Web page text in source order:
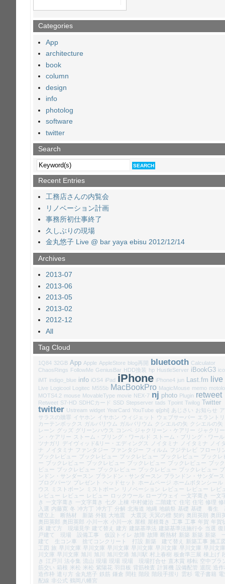
Categories
App
architecture
book
column
design
info
photolog
software
twitter
Search
Recent Entries
工務店さんの内覧会
リノベーション計画
事務所初仕事終了
久しぶりの現場
金丸悠子 Live @ bar yaya ebisu 2012/12/14
Archives
2013-07
2013-06
2013-05
2013-02
2012-12
All
Tag Cloud
1Q84 32GB App Apple AppleStore blog再開 bluetooth Calculator
ChaosRings FollowMe GeniusBar HDD換装 hp HustleServer iBookG3
iMT indigo_blue info iOS4 iPad iPhone iPhone4 jun Last.fm live
Live Logicool Logitec M555b MacBookPro MagicMouse memo
MOTS4.2 mouse MovableType movie NEX-7 nj photo Plugin retweet
Retweet S7-HD SDHCカード SSD Stepserver tads Tpoint Twilog Twitter
twitter Ustream widget YearCard YouTube φ[phi] あじさい お知らせ
サラスの贖罪 イヤホン イヤホン ウィジェット ウェブサーバー
エラント
カーテンボックス
ガルバリウム ガルバリウム クシエルの矢 クシエルの矢
レーン グッズ グリーンハウス コンペ ジャクリーン・ケアリー ジャクリー
ン・ケアリー ストーム・ブリング・ワールド
ストーム・ブリング・ワー
ツナガリ
デイヴィッド&リー・エディングス ノイタミナ ノイタミナ
ノイ
ナ
ノイタミナ ファンタジー ファンタジー フィルム フジテレビ
フローリ
ブックレビュー ブックレビュー ブックレビュー ブックレビュー ブックレ
ー ブックレビュー ブックレビュー ブックレビュー ブックレビュー ブッ
ビュー ブックレビュー ブックレビュー ブックレビュー ブックレビュー
ンドン・サンダースン ブランドン・サンダースン ブランドン・サンダー
ブログパーツ プレゼント ヘッドセット ホームページ ホームボタンシール
ウス
ミストボーン ミストボーン リノベーション レビュー レビュー レビ
レビュー レビュー レビュー ロックウール ロープウェイ 一文字葺き
一文
き
一文字葺き 一文字葺き 七夕 上棟 中村健治 二階建て 住宅 住宅 修理
入選
内藤寛 冬 冲方丁 冲方丁 分解 北海道 地縄 地鎮祭 基礎 基礎 養生
礎立上 断熱材 新築 外観 大地震 大震災 天冥の標 契約 奥田英朗 奥田
奥田英郎 奥田英郎 小川一水 小川一水 屋根 屋根葺き 工事 工事 年賀 年賀
床 建て方 現場見学 建て替え 建方 建築基準法 建築基準法施行令 当選
復
戸建て 現場 設備工事 仮設トイレ 故障 故障 断熱材 新築 新築
新築
建て 生コン車 捨てコンクリート 打設
新築 建て替え 新築工事 施工
工図 旅 早川文庫 早川文庫 早川文庫 早川文庫 早川文庫 早川文庫 早川文庫
川文庫 早川文庫 旭川 旭川 旭川空港 旭川駅 村上春樹 板倉準三展 棟上げ
き
江戸川 法令集 流山 現場 現場 現場 現場打合せ 直木賞 移転 空中ブラ
筋交い 箱根 米松 米松 紫陽花 羽目板 背筋検査 計算機 設備配管 退院 造作
造作枠 遣り方 金丸悠子 鉄筋 鎌倉 間柱 階段 階段手摺り 雲杉 電子書籍
配線 非公式 鶴岡八幡宮